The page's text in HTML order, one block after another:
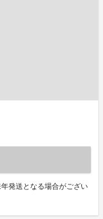
発送となる場合がござい